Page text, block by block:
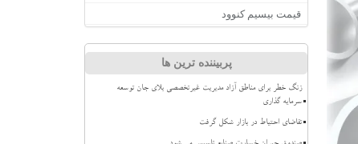
قیمت بیسیم کنوود
پربیننده ترین ها
زنگ خطر برای مناطق آزاد مدیریت غیرتخصصی بلای جان توسعه
سرمایه گذاری
تقاضای احتیاط در بازار شکل گرفت